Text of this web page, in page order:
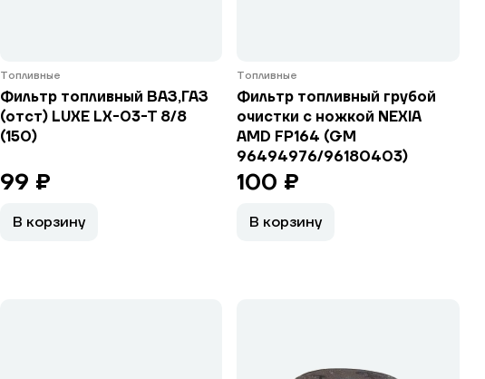
Топливные
Фильтр топливный ВАЗ,ГАЗ
(отст) LUXE LX-03-T 8/8
(150)
99 ₽
В корзину
Топливные
Фильтр топливный грубой
очистки с ножкой NEXIA
AMD FP164 (GM
96494976/96180403)
100 ₽
В корзину